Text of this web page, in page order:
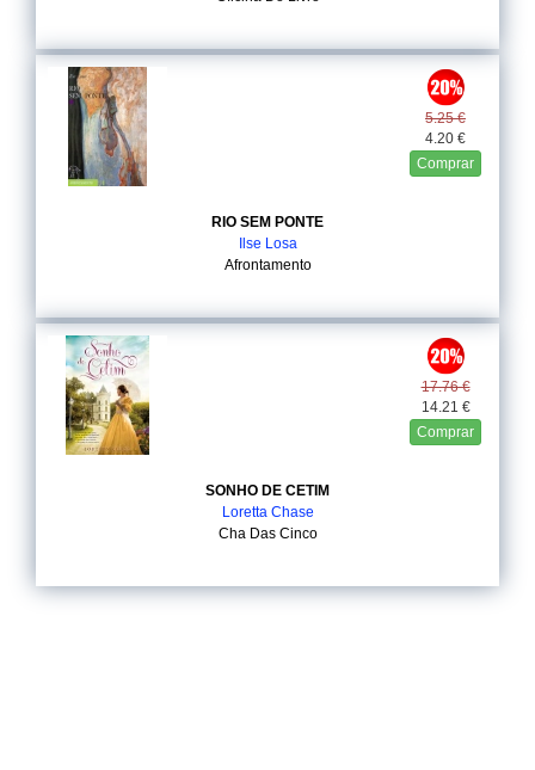
5.25 €
4.20 €
Comprar
RIO SEM PONTE
Ilse Losa
Afrontamento
17.76 €
14.21 €
Comprar
SONHO DE CETIM
Loretta Chase
Cha Das Cinco